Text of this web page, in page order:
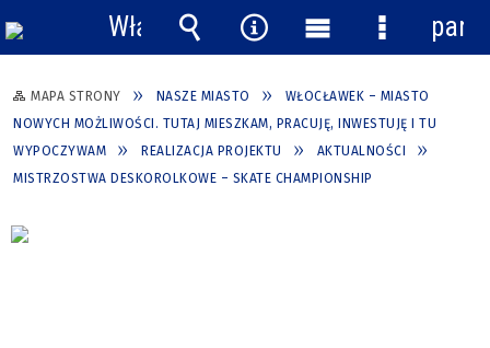
MAPA STRONY NASZE MIASTO
WŁOCŁAWEK – MIASTO
NOWYCH MOŻLIWOŚCI. TUTAJ MIESZKAM, PRACUJĘ, INWESTUJĘ I TU
WYPOCZYWAM
REALIZACJA PROJEKTU
AKTUALNOŚCI
MISTRZOSTWA DESKOROLKOWE – SKATE CHAMPIONSHIP
Włącz
powiadomienia
Wyszukiwarka
Narzędzia
Menu
główne
Menu
panel